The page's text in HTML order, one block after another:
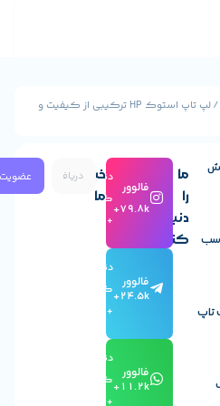
/ لپ تاپ استوک HP ترکیبی از کیفیت و
دنبال
کردن
+
کردن
11.2k+
کردن
عضویت